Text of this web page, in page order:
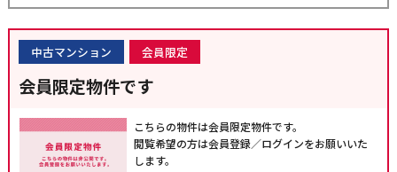
中古マンション 会員限定
会員限定物件です
こちらの物件は会員限定物件です。
閲覧希望の方は会員登録／ログインをお願いいた
します。